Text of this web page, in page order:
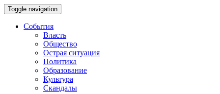
Toggle navigation
События
Власть
Общество
Острая ситуация
Политика
Образование
Культура
Скандалы